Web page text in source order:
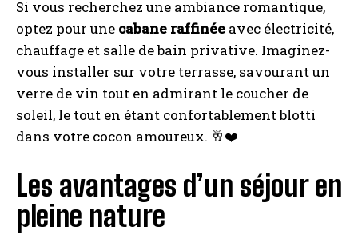
Si vous recherchez une ambiance romantique,
optez pour une cabane raffinée avec électricité,
chauffage et salle de bain privative. Imaginez-
vous installer sur votre terrasse, savourant un
verre de vin tout en admirant le coucher de
soleil, le tout en étant confortablement blotti
dans votre cocon amoureux. 🥂❤️
Les avantages d’un séjour en
pleine nature